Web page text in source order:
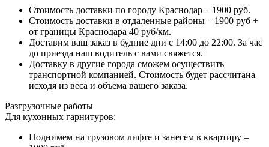
Стоимость доставки по городу Краснодар – 1900 руб.
Стоимость доставки в отдаленные районы – 1900 руб +
от границы Краснодара 40 руб/км.
Доставим ваш заказ в будние дни с 14:00 до 22:00. За час
до приезда наш водитель с вами свяжется.
Доставку в другие города сможем осуществить
транспортной компанией. Стоимость будет рассчитана
исходя из веса и объема вашего заказа.
Разгрузочные работы
Для кухонных гарнитуров:
Поднимем на грузовом лифте и занесем в квартиру –